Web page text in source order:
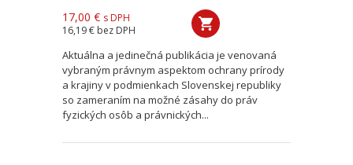
17,00 € s DPH
16,19 € bez DPH
Aktuálna a jedinečná publikácia je venovaná
vybraným právnym aspektom ochrany prírody
a krajiny v podmienkach Slovenskej republiky
so zameraním na možné zásahy do práv
fyzických osôb a právnických...